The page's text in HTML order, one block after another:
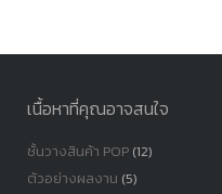
เนื้อหาที่คุณอาจสนใจ
ชั้นวางสินค้า POP(12)
ตัวอย่างผลงาน (5)